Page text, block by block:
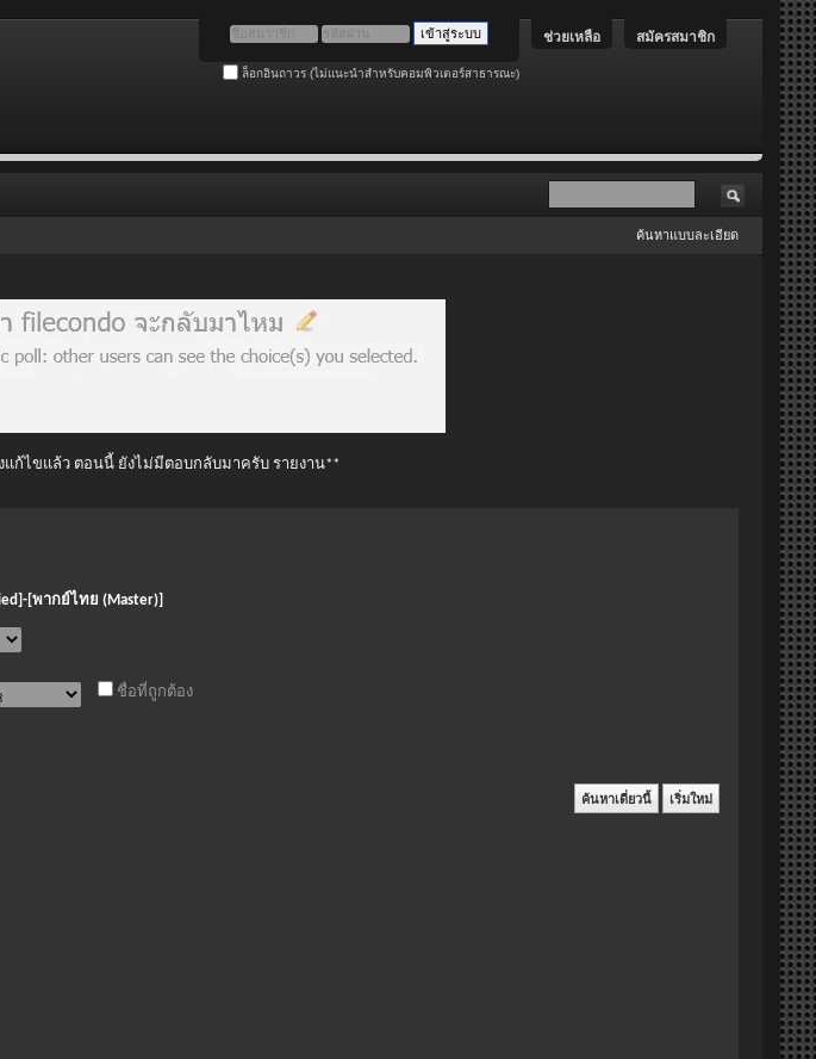
สมัครสมาชิก
ช่วยเหลือ
ล็อกอินถาวร (ไม่แนะนำสำหรับคอมพิวเตอร์สาธารณะ)
ค้นหาแบบละเอียด
แก้ไขแล้ว ตอนนี้ ยังไม่มีตอบกลับมาครับ รายงาน**
[พากย์ไทย (Master)]
ชื่อที่ถูกต้อง